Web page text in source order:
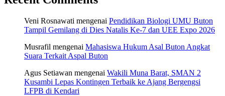
Veni Rosnawati mengenai Pendidikan Biologi UMU Buton
Tampil Gemilang di Dies Natalis Ke-7 dan UEE Expo 2026
Musrafil mengenai Mahasiswa Hukum Asal Buton Angkat
Suara Terkait Aspal Buton
Agus Setiawan mengenai Wakili Muna Barat, SMAN 2
Kusambi Lepas Kontingen Terbaik ke Ajang Bergengsi
LFPB di Kendari